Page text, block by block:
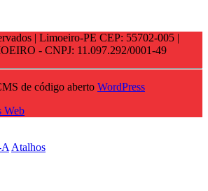
| Limoeiro-PE CEP: 55702-005 |
- CNPJ: 11.097.292/0001-49
de código aberto WordPress
Web
Atalhos